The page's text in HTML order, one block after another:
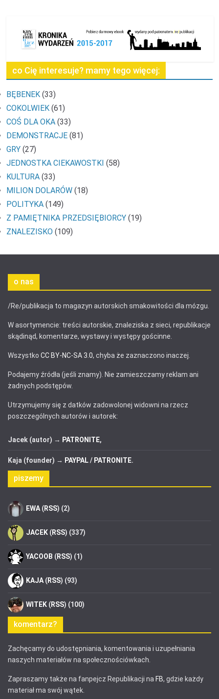
co Cię interesuje? mamy tego więcej:
BĘBENEK (33)
COKOLWIEK (61)
COŚ DLA OKA (33)
DEMONSTRACJE (81)
GRY (27)
JEDNOSTKA CIEKAWOSTKI (58)
KULTURA (33)
MILION DOLARÓW (18)
POLITYKA (149)
Z PAMIĘTNIKA PRZEDSIĘBIORCY (19)
ZNALEZISKO (109)
o nas
/Re/publikacja to magazyn autorskich smakowitości dla mózgu.
W asortymencie: treści autorskie, znaleziska z sieci, republikacje
skądinąd, komentarze, wystawy i występy gościnne.
Wszystko CC BY-NC-SA 3.0, chyba że zaznaczono inaczej.
Podajemy źródła (jeśli znamy). Nie zamieszczamy reklam ani
żadnych podstępów.
Utrzymujemy się z datków zadowolonej widowni na rzecz
poszczególnych autorów i autorek:
Jacek (autor) → PATRONITE,
Kaja (founder) → PAYPAL/ PATRONITE.
piszemy
EWA (RSS) (2)
JACEK (RSS) (337)
YACOOB (RSS) (1)
KAJA (RSS) (93)
WITEK (RSS) (100)
komentarz?
Zachęcamy do udostępniania, komentowania i uzupełniania
naszych materiałów na społecznościówkach.
Zapraszamy także na fanpejcz Republikacji na FB, gdzie każdy
materiał ma swój wątek.